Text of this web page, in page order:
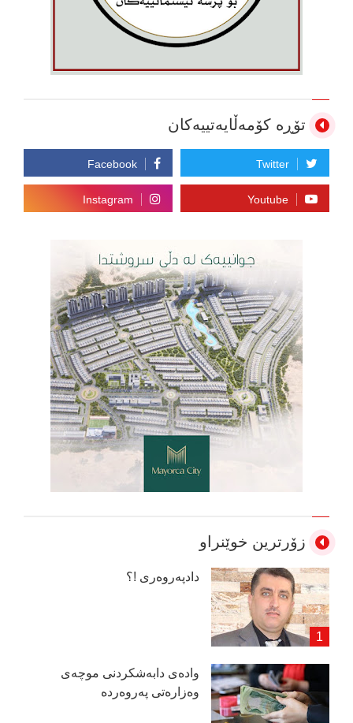
تۆڕە کۆمەڵایەتییەکان
زۆرترین خوێنراو
دادپەروەری !؟
وادەی دابەشكردنی موچەی
وەزارەتی پەروەردە